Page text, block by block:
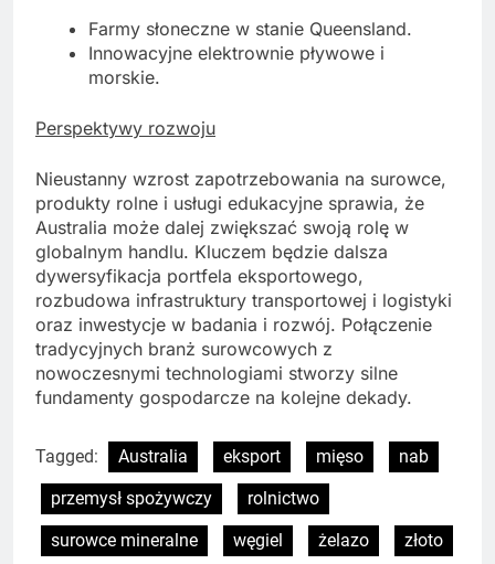
Farmy słoneczne w stanie Queensland.
Innowacyjne elektrownie pływowe i
morskie.
Perspektywy rozwoju
Nieustanny wzrost zapotrzebowania na surowce,
produkty rolne i usługi edukacyjne sprawia, że
Australia może dalej zwiększać swoją rolę w
globalnym handlu. Kluczem będzie dalsza
dywersyfikacja portfela eksportowego,
rozbudowa infrastruktury transportowej i logistyki
oraz inwestycje w badania i rozwój. Połączenie
tradycyjnych branż surowcowych z
nowoczesnymi technologiami stworzy silne
fundamenty gospodarcze na kolejne dekady.
Tagged: Australia eksport mięso
nab
przemysł spożywczy
rolnictwo
surowce mineralne
węgiel żelazo złoto